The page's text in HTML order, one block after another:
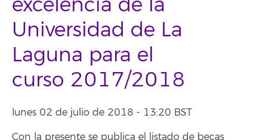
excelencia de la
Universidad de La
Laguna para el
curso 2017/2018
lunes 02 de julio de 2018 - 13:20 BST
Con la presente se publica el listado de becas